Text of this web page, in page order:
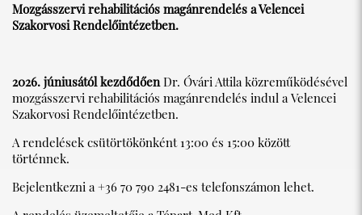
Mozgásszervi rehabilitációs magánrendelés a Velencei
Szakorvosi Rendelőintézetben.
2026. júniusától kezdődőenDr. Óvári Attila közreműködésével
mozgásszervi rehabilitációs magánrendelés indul a Velencei
Szakorvosi Rendelőintézetben.
A rendelések csütörtökönként 13:00 és 15:00 között
történnek.
Bejelentkezni a +36 70 790 2481-es telefonszámon lehet.